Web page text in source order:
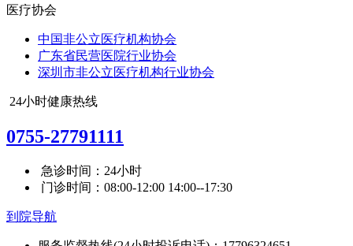
医疗协会
中国非公立医疗机构协会
广东省民营医院行业协会
深圳市非公立医疗机构行业协会
24小时健康热线
0755-27791111
急诊时间：24小时
门诊时间：08:00-12:00 14:00--17:30
到院导航